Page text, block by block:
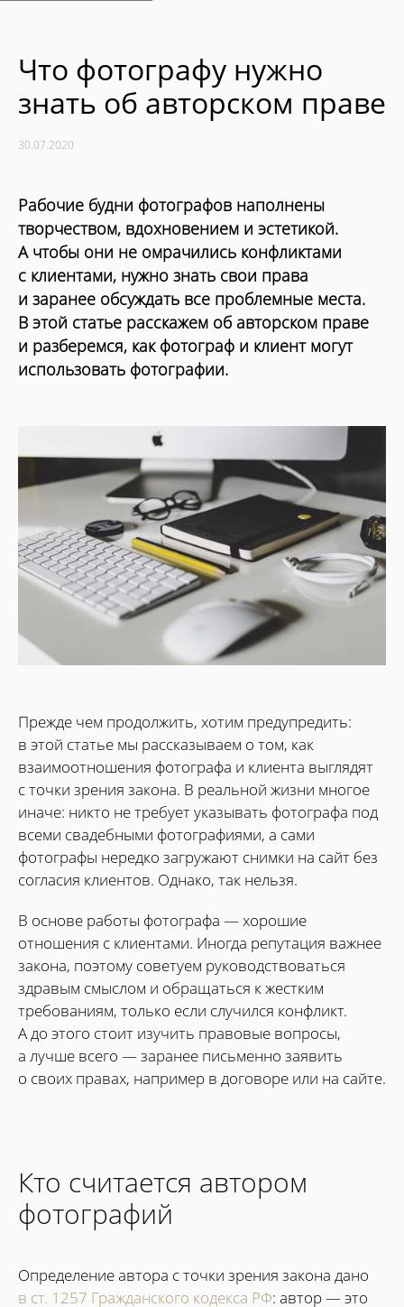
Что фотографу нужно
знать об авторском праве
30.07.2020
Рабочие будни фотографов наполнены
творчеством, вдохновением и эстетикой.
А чтобы они не омрачились конфликтами
с клиентами, нужно знать свои права
и заранее обсуждать все проблемные места.
В этой статье расскажем об авторском праве
и разберемся, как фотограф и клиент могут
использовать фотографии.
Прежде чем продолжить, хотим предупредить:
в этой статье мы рассказываем о том, как
взаимоотношения фотографа и клиента выглядят
с точки зрения закона. В реальной жизни многое
иначе: никто не требует указывать фотографа под
всеми свадебными фотографиями, а сами
фотографы нередко загружают снимки на сайт без
согласия клиентов. Однако, так нельзя.
В основе работы фотографа — хорошие
отношения с клиентами. Иногда репутация важнее
закона, поэтому советуем руководствоваться
здравым смыслом и обращаться к жестким
требованиям, только если случился конфликт.
А до этого стоит изучить правовые вопросы,
а лучше всего — заранее письменно заявить
о своих правах, например в договоре или на сайте.
Кто считается автором
фотографий
Определение автора с точки зрения закона дано
в ст. 1257 Гражданского кодекса РФ: автор — это